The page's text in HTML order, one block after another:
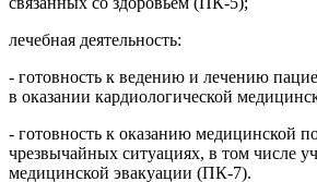
лечебная деятельность:
- готовность к ведению и лечению
в оказании кардиологической
- готовность к оказанию медицинской
чрезвычайных ситуациях, в том числе
медицинской эвакуации (ПК-7).